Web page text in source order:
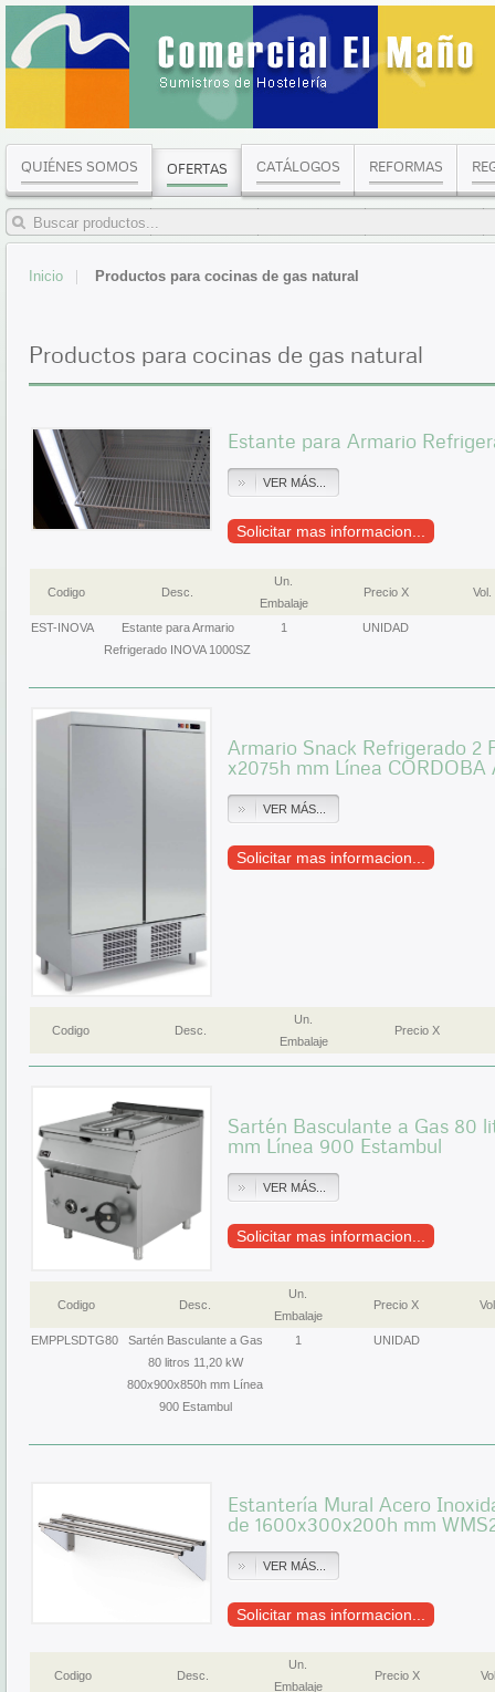
QUIÉNES SOMOS OFERTAS CATÁLOGOS REFORMAS
Inicio Productos para cocinas de gas natural
Productos para cocinas de gas natural
Estante para Armario
VER MÁS...
Solicitar mas informacion...
Codigo Desc.
Un.
Embalaje
Precio X Vol.
EST-INOVA
Estante para Armario
Refrigerado INOVA 1000SZ
1 UNIDAD
Armario Snack Refrigerado 2
x2075h mm Línea CORDOBA
VER MÁS...
Solicitar mas informacion...
Codigo Desc.
Un.
Embalaje
Precio X
Sartén Basculante a Gas 80
mm Línea 900 Estambul
VER MÁS...
Solicitar mas informacion...
Codigo Desc.
Un.
Embalaje
Precio X
EMPPLSDTG80
Sartén Basculante a Gas
80 litros 11,20 kW
800x900x850h mm Línea
900 Estambul
1 UNIDAD
Estantería Mural Acero
de 1600x300x200h mm
VER MÁS...
Solicitar mas informacion...
Codigo Desc.
Un.
Embalaje
Precio X